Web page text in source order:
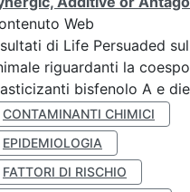
Web
di Life Persuaded
riguardanti la
bisfenolo A e
CONTAMINANTI CHIMICI
EPIDEMIOLOGIA
FATTORI DI RISCHIO